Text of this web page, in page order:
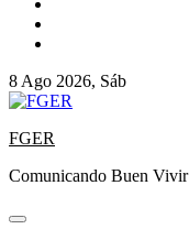
8 Ago 2026, Sáb
FGER
Comunicando Buen Vivir